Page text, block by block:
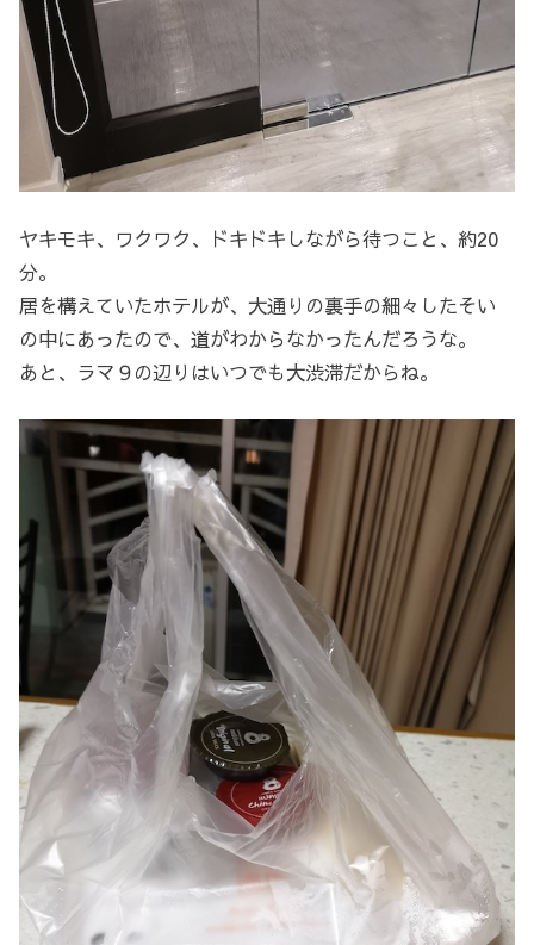
ヤキモキ、ワクワク、ドキドキしながら待つこと、約20
分。
居を構えていたホテルが、大通りの裏手の細々したそい
の中にあったので、道がわからなかったんだろうな。
あと、ラマ９の辺りはいつでも大渋滞だからね。